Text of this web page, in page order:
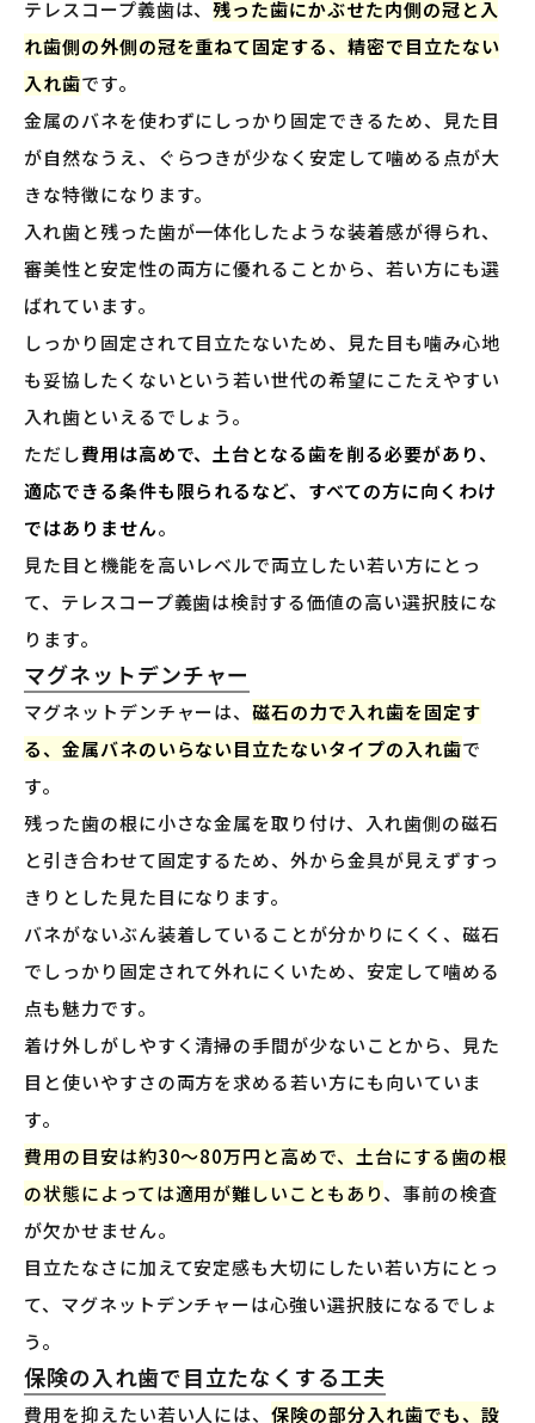
テレスコープ義歯は、残った歯にかぶせた内側の冠と入
れ歯側の外側の冠を重ねて固定する、精密で目立たない
入れ歯です。
金属のバネを使わずにしっかり固定できるため、見た目
が自然なうえ、ぐらつきが少なく安定して噛める点が大
きな特徴になります。
入れ歯と残った歯が一体化したような装着感が得られ、
審美性と安定性の両方に優れることから、若い方にも選
ばれています。
しっかり固定されて目立たないため、見た目も噛み心地
も妥協したくないという若い世代の希望にこたえやすい
入れ歯といえるでしょう。
ただし費用は高めで、土台となる歯を削る必要があり、
適応できる条件も限られるなど、すべての方に向くわけ
ではありません。
見た目と機能を高いレベルで両立したい若い方にとっ
て、テレスコープ義歯は検討する価値の高い選択肢にな
ります。
マグネットデンチャー
マグネットデンチャーは、磁石の力で入れ歯を固定す
る、金属バネのいらない目立たないタイプの入れ歯で
す。
残った歯の根に小さな金属を取り付け、入れ歯側の磁石
と引き合わせて固定するため、外から金具が見えずすっ
きりとした見た目になります。
バネがないぶん装着していることが分かりにくく、磁石
でしっかり固定されて外れにくいため、安定して噛める
点も魅力です。
着け外しがしやすく清掃の手間が少ないことから、見た
目と使いやすさの両方を求める若い方にも向いていま
す。
費用の目安は約30〜80万円と高めで、土台にする歯の根
の状態によっては適用が難しいこともあり、事前の検査
が欠かせません。
目立たなさに加えて安定感も大切にしたい若い方にとっ
て、マグネットデンチャーは心強い選択肢になるでしょ
う。
保険の入れ歯で目立たなくする工夫
費用を抑えたい若い人には、保険の部分入れ歯でも、設